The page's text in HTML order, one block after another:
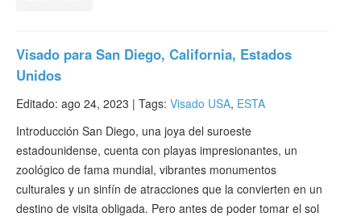
Visado para San Diego, California, Estados
Unidos
Editado: ago 24, 2023 | Tags: Visado USA, ESTA
Introducción San Diego, una joya del suroeste
estadounidense, cuenta con playas impresionantes, un
zoológico de fama mundial, vibrantes monumentos
culturales y un sinfín de atracciones que la convierten en un
destino de visita obligada. Pero antes de poder tomar el sol